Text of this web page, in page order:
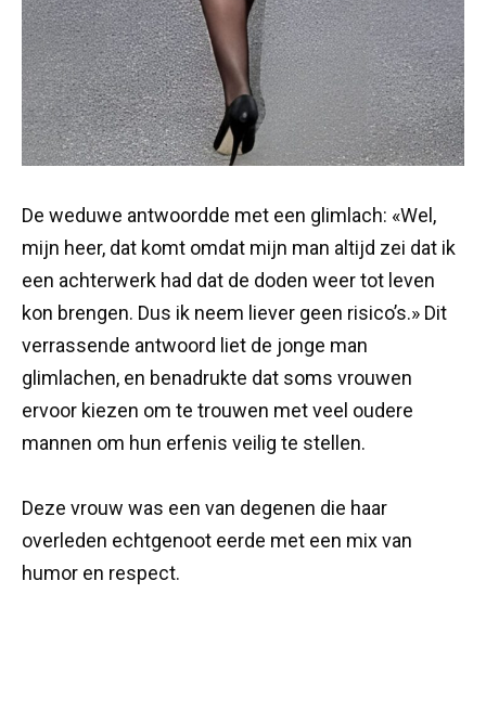
De weduwe antwoordde met een glimlach: «Wel,
mijn heer, dat komt omdat mijn man altijd zei dat ik
een achterwerk had dat de doden weer tot leven
kon brengen. Dus ik neem liever geen risico’s.» Dit
verrassende antwoord liet de jonge man
glimlachen, en benadrukte dat soms vrouwen
ervoor kiezen om te trouwen met veel oudere
mannen om hun erfenis veilig te stellen.
Deze vrouw was een van degenen die haar
overleden echtgenoot eerde met een mix van
humor en respect.